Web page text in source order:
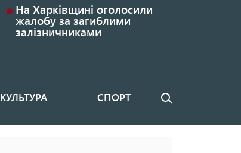
На Харківщині оголосили
жалобу за загиблими
залізничниками
КУЛЬТУРА СПОРТ Пошук